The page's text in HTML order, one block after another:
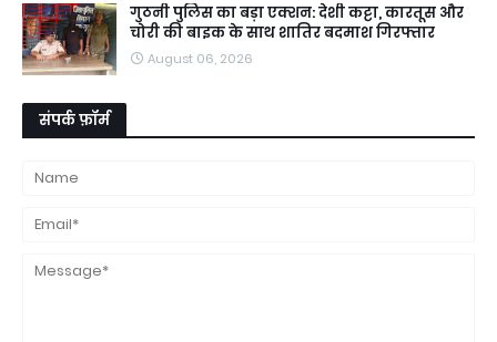
गुठनी पुलिस का बड़ा एक्शन: देशी कट्टा, कारतूस और
चोरी की बाइक के साथ शातिर बदमाश गिरफ्तार
August 06, 2026
संपर्क फ़ॉर्म